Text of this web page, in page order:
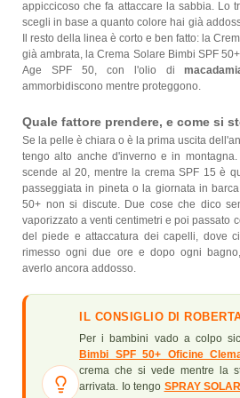
appiccicoso che fa attaccare la sabbia. Lo
scegli in base a quanto colore hai già
Il resto della linea è corto e ben fatto: la
già ambrata, la Crema Solare Bimbi SPF
Age SPF 50, con l'olio di
ammorbidiscono mentre proteggono.
Quale fattore prendere, e come si
Se la pelle è chiara o è la prima uscita
tengo alto anche d'inverno e in
scende al 20, mentre la crema SPF 15 è
passeggiata in pineta o la giornata in
50+ non si discute. Due cose che dico
vaporizzato a venti centimetri e poi passato
del piede e attaccatura dei capelli, dove
rimesso ogni due ore e dopo ogni
averlo ancora addosso.
IL CONSIGLIO DI
Per i bambini vado a colpo
Bimbi SPF 50+ Oficine
crema che si vede mentre la
arrivata. Io tengo SPRAY